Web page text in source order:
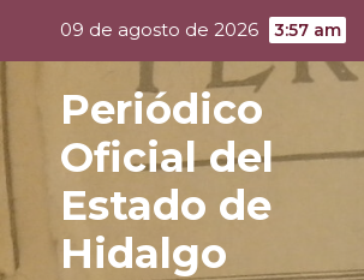
09 de agosto de 2026 3:57 am
Periódico
Oficial del
Estado de
Hidalgo